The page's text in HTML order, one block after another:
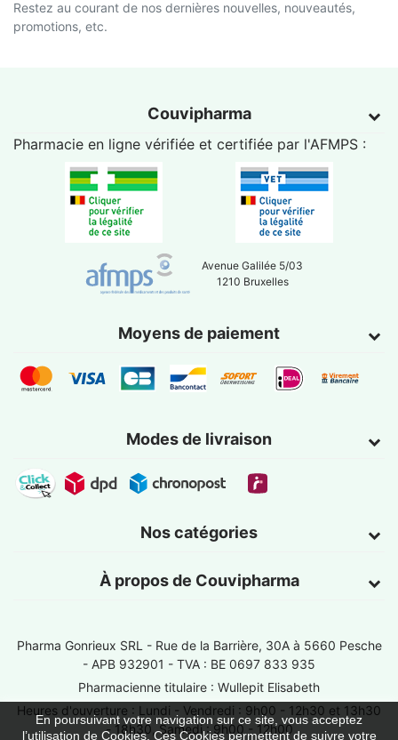
Restez au courant de nos dernières nouvelles, nouveautés,
promotions, etc.
Couvipharma
Pharmacie en ligne vérifiée et certifiée par l'AFMPS :
Avenue Galilée 5/03
1210 Bruxelles
Moyens de paiement
Modes de livraison
Nos catégories
À propos de Couvipharma
En poursuivant votre navigation sur ce site, vous acceptez
l’utilisation de Cookies. Ces Cookies permettent de suivre votre
Pharma Gonrieux SRL - Rue de la Barrière, 30A à 5660 Pesche
- APB 932901 - TVA : BE 0697 833 935
Pharmacienne titulaire : Wullepit Elisabeth
Heures d'ouverture : Lundi - Vendredi : 9h00 - 12h30 et 13h30
- 18h30, Samedi : 9h00 - 12h00